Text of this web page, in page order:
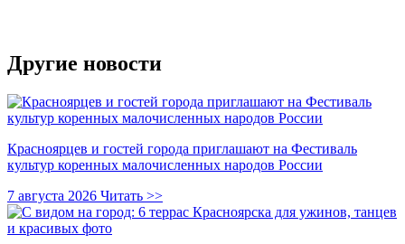
Другие новости
Красноярцев и гостей города приглашают на Фестиваль
культур коренных малочисленных народов России
7 августа 2026 Читать >>